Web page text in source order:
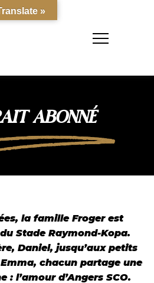
ABONNÉ
la famille Froger est
Stade Raymond-Kopa.
Daniel, jusqu’aux petits
chacun partage une
: l’amour d’Angers SCO.
»